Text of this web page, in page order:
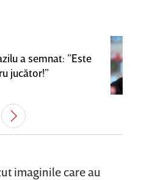
a semnat: ”Este
jucător!”
imaginile care au